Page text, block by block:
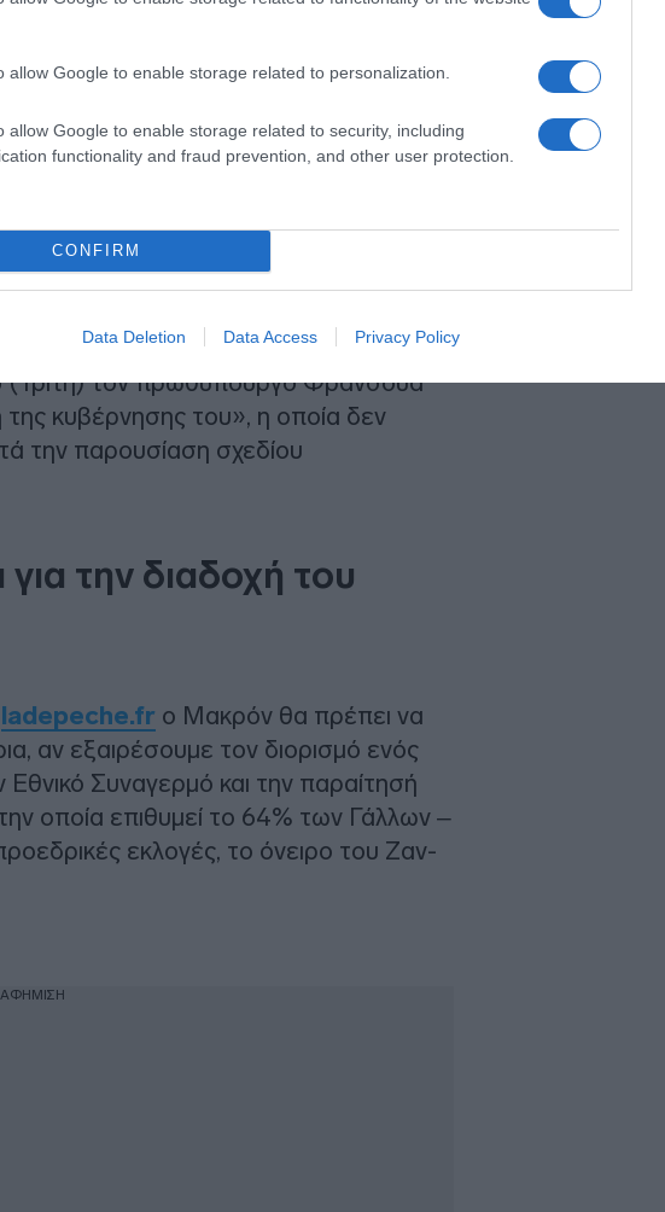
allow Google to enable storage related to personalization.
allow Google to enable storage related to security, including
functionality and fraud prevention, and other user protection.
CONFIRM
Data Deletion Data Access Privacy Policy
των Ηλυσίων αναφέρεται ότι ο
(Τρίτη) τον πρωθυπουργό Φρανσουά
κυβέρνησης του», η οποία δεν
την παρουσίαση σχεδίου
την διαδοχή του
ladepeche.fr ο Μακρόν θα πρέπει να
αν εξαιρέσουμε τον διορισμό ενός
Συναγερμό και την παραίτησή
οποία επιθυμεί το 64% των Γάλλων –
εκλογές, το όνειρο του Ζαν-